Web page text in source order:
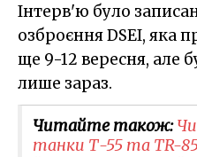
Інтерв'ю було
озброєння DSEI, яка
ще 9-12 вересня, але
лише зараз.
Читайте також:
танки Т-55 та TR-85